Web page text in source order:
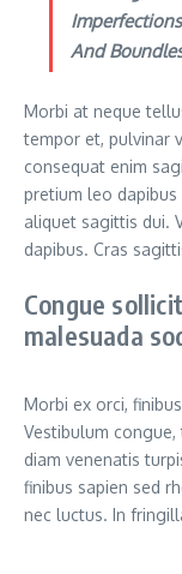
And
Morbi at neque
tempor et, pulvinar
consequat enim
pretium leo
aliquet sagittis dui.
dapibus. Cras
Congue
malesuada
Morbi ex orci,
Vestibulum
diam venenatis
finibus sapien sed
nec luctus. In